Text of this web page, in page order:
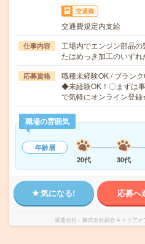
交通費
交通費規定内支給
仕事内容
工場内でエンジン部品
たはめっき加工のいず
応募資格
職種未経験OK / ブラン
◆未経験OK！〇まずは
で気軽にオンライン登
職場の雰囲気
年齢層
20代
30代
気になる! 応募へ
派遣会社 株式会社綜合キャリア